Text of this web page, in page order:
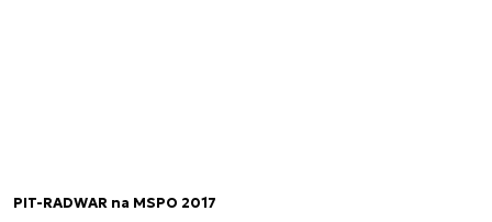
PIT-RADWAR na MSPO 2017